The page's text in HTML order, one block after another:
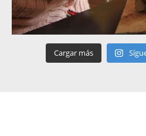
Cargar más